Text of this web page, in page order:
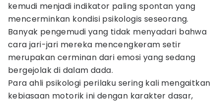
kemudi menjadi indikator paling spontan yang
mencerminkan kondisi psikologis seseorang.
Banyak pengemudi yang tidak menyadari bahwa
cara jari-jari mereka mencengkeram setir
merupakan cerminan dari emosi yang sedang
bergejolak di dalam dada.
Para ahli psikologi perilaku sering kali mengaitkan
kebiasaan motorik ini dengan karakter dasar,